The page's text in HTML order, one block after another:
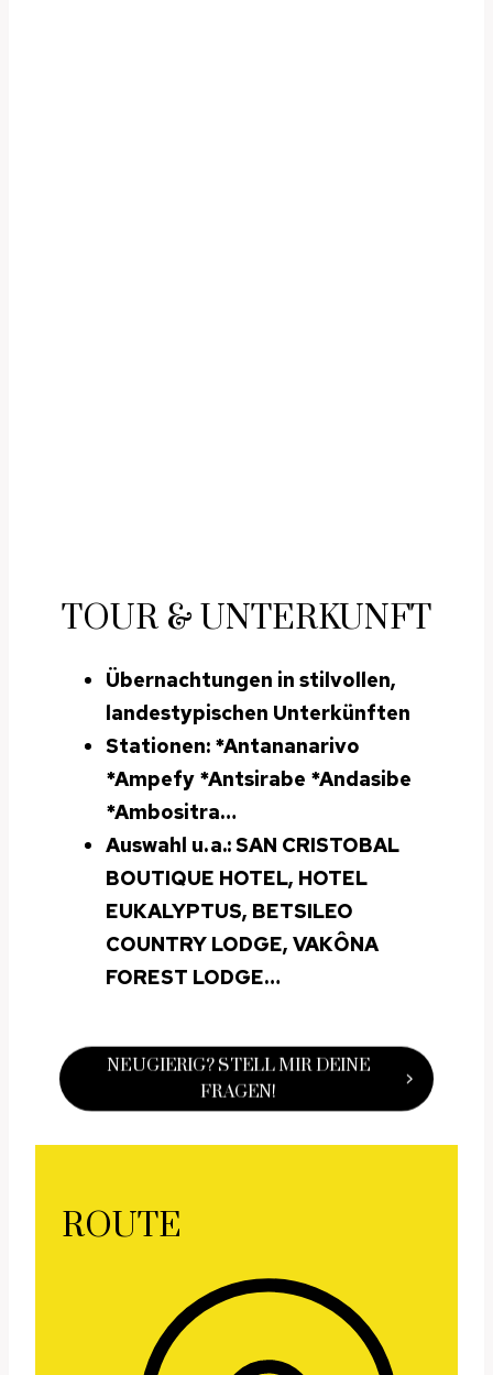
TOUR & UNTERKUNFT
Übernachtungen in stilvollen,
landestypischen Unterkünften
Stationen: *Antananarivo
*Ampefy *Antsirabe *Andasibe
*Ambositra…
Auswahl u. a.: SAN CRISTOBAL
BOUTIQUE HOTEL, HOTEL
EUKALYPTUS, BETSILEO
COUNTRY LODGE, VAKÔNA
FOREST LODGE…
NEUGIERIG? STELL MIR DEINE
FRAGEN!
ROUTE